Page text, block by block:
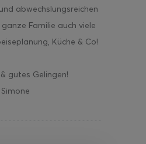
abwechslungsreichen
Familie auch viele
Küche & Co!
gutes Gelingen!
Simone